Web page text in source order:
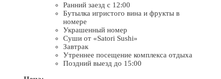
Ранний заезд с 12:00
Бутылка игристого вина и фрукты в
номере
Украшенный номер
Суши от «Satori Sushi»
Завтрак
Утреннее посещение комплекса отдыха
Поздний выезд до 15:00